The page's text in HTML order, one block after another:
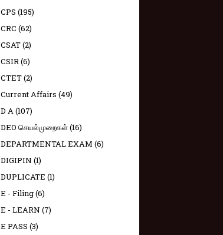
CPS (195)
CRC (62)
CSAT(2)
CSIR(6)
CTET(2)
Current Affairs (49)
D A(107)
DEO செயல்முறைகள்(16)
DEPARTMENTAL EXAM (6)
DIGIPIN (1)
DUPLICATE (1)
E - Filing(6)
E - LEARN (7)
E PASS (3)